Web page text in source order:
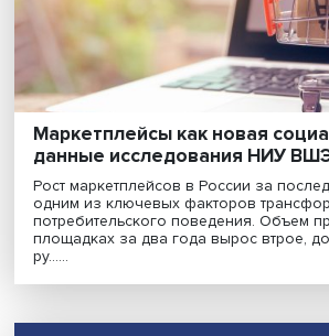
Между экологией и
препятствует